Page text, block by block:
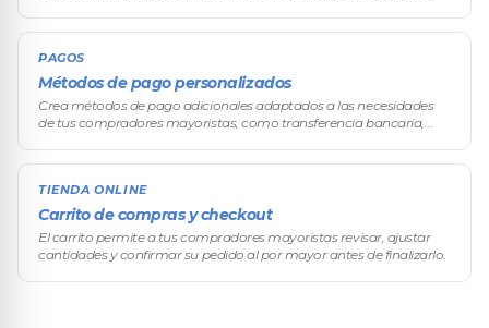
PAGOS
Métodos de pago personalizados
Crea métodos de pago adicionales adaptados a las necesidades
de tus compradores mayoristas, como transferencia bancaria,
TIENDA ONLINE
Carrito de compras y checkout
El carrito permite a tus compradores mayoristas revisar, ajustar
cantidades y confirmar su pedido al por mayor antes de finalizarlo.